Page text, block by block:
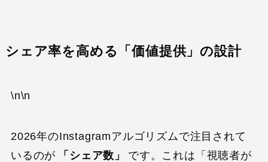
シェア率を高める「価値提供」の設計
\n\n
2026年のInstagramアルゴリズムで注目されて
いるのが
「シェア数」
です。これは「視聴者が